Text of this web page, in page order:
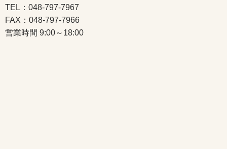
TEL：048-797-7967
FAX：048-797-7966
営業時間 9:00～18:00